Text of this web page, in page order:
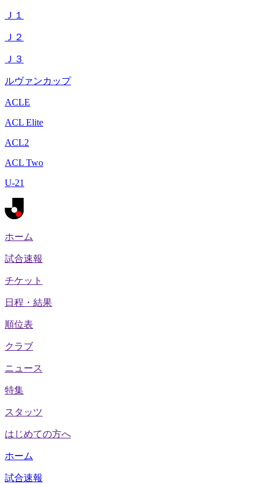
Ｊ１
Ｊ２
Ｊ３
ルヴァンカップ
ACLE
ACL Elite
ACL2
ACL Two
U-21
ホーム
試合速報
チケット
日程・結果
順位表
クラブ
ニュース
特集
スタッツ
はじめての方へ
ホーム
試合速報